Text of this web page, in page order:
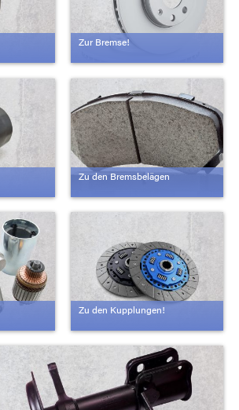
Zur Bremse!
Zu den Bremsbelägen
Zu den Kupplungen!